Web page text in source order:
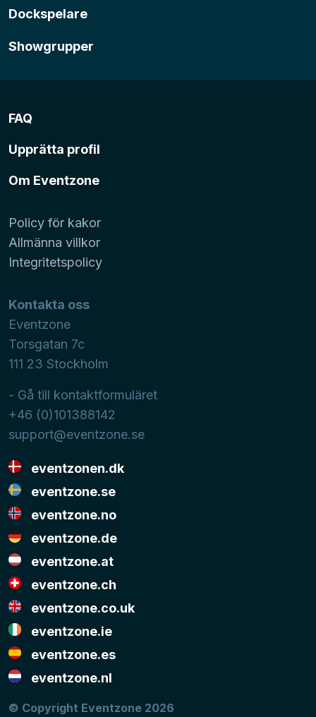
Dockspelare
Showgrupper
FAQ
Upprätta profil
Om Eventzone
Policy för kakor
Allmänna villkor
Integritetspolicy
Kontakta oss
Eventzone
Torsgatan 7c
111 23 Stockholm
- Gå till kontaktformuläret
+46 (0)101388142
support@eventzone.se
eventzonen.dk
eventzone.se
eventzone.no
eventzone.de
eventzone.at
eventzone.ch
eventzone.co.uk
eventzone.ie
eventzone.es
eventzone.nl
© Copyright Eventzone 2026